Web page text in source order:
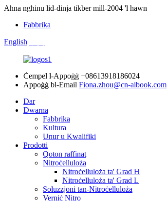
Aħna ngħinu lid-dinja tikber mill-2004 'l hawn
Fabbrika
English
Ċempel l-Appoġġ +08613918186024
Appoġġ bl-Email Fiona.zhou@cn-aibook.com
Dar
Dwarna
Fabbrika
Kultura
Unur u Kwalifiki
Prodotti
Qoton raffinat
Nitroċelluloża
Nitroċelluloża ta' Grad H
Nitroċelluloża ta' Grad L
Soluzzjoni tan-Nitroċelluloża
Verniċ Nitro